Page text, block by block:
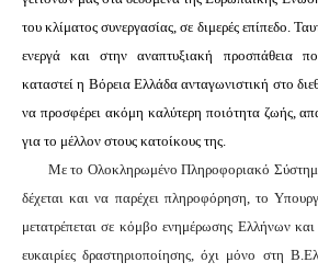
του κλίματος συνεργασίας, σε διμερές επίπεδο.
ενεργά και στην αναπτυξιακή προσπάθεια
καταστεί η Βόρεια Ελλάδα ανταγωνιστική στο
να προσφέρει ακόμη καλύτερη ποιότητα ζωής,
για το μέλλον στους κατοίκους της.
Με το Ολοκληρωμένο Πληροφοριακό
δέχεται και να παρέχει πληροφόρηση, το
μετατρέπεται σε κόμβο ενημέρωσης Ελλήνων και
ευκαιρίες δραστηριοποίησης, όχι μόνο στη